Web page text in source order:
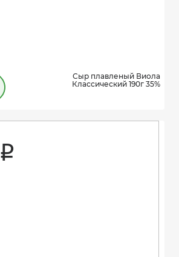
Сыр плавленый Виола
Классический 190г 35%
i